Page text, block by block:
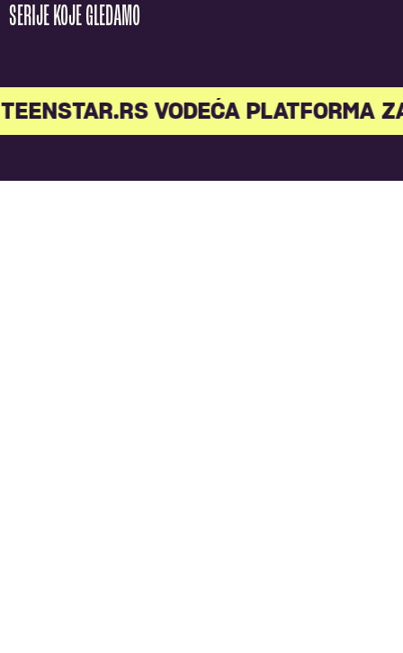
SERIJE KOJE GLEDAMO
VODEĆA PLATFORMA